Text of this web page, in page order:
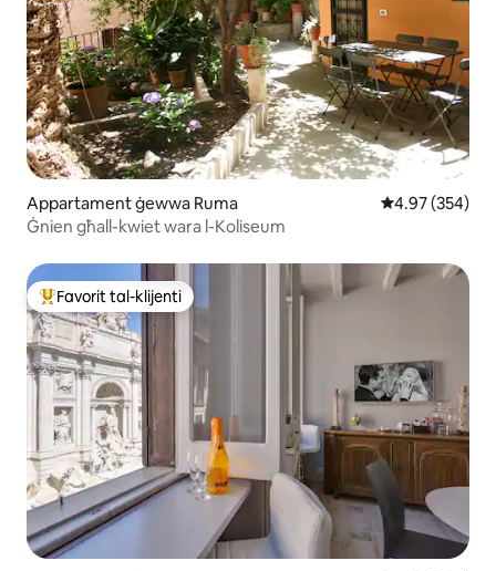
Appartament ġewwa Ruma Rating medju
4.97 (354)
Ġnien għall-kwiet wara l-Koliseum
Wieħed mill-aqwa favoriti tal-klijenti
Favorit tal-klijenti